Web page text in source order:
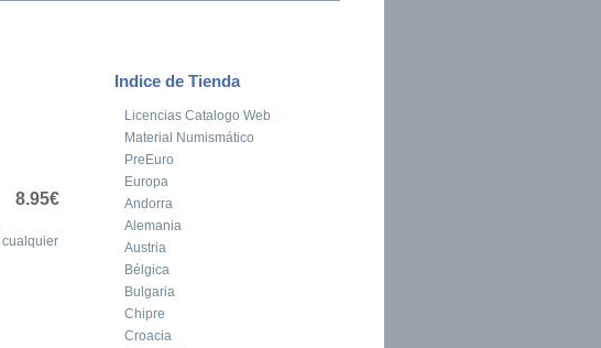
8.95€
cualquier
Indice de Tienda
Licencias Catalogo Web
Material Numismático
PreEuro
Europa
Andorra
Alemania
Austria
Bélgica
Bulgaria
Chipre
Croacia